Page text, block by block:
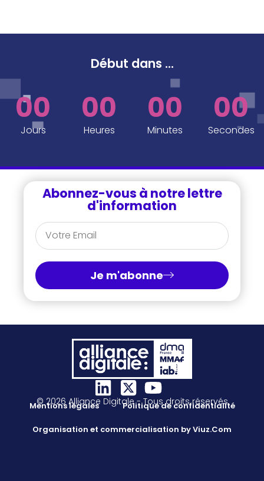
Début dans ...
00
Jours
00
Heures
00
Minutes
00
Secondes
Abonnez-vous à notre lettre
d'information
Je m'abonne
© 2026 Alliance Digitale - Tous droits réservés
Mentions légales Politique de confidentialité
Organisation et commercialisation by Viuz.Com